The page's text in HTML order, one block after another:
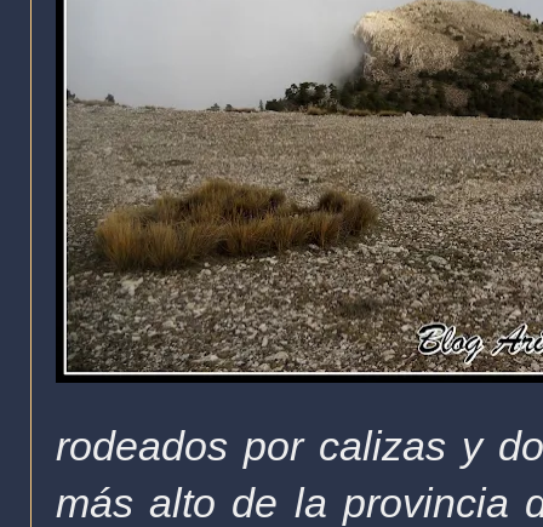
rodeados por calizas y
más alto de la provincia